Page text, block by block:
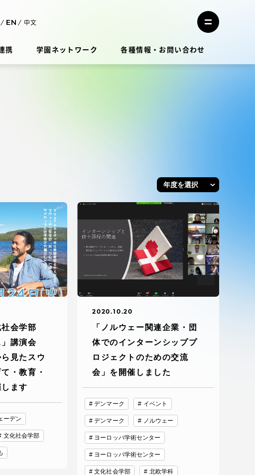
携 学園ネットワーク 各種情報・お問い合わせ
中文
メ
ニ
会学部
」講演会
ら見たスウ
・教育・
ます
ーデン
文化社会学部
2020.10.20
「ノルウェー関連企業・団
体でのインターンシッププ
ロジェクトのための交流
会」を開催しました
デンマーク イベント
デンマーク ノルウェー
ヨーロッパ学術センター
ヨーロッパ学術センター
文化社会学部 北欧学科
ュ
ー
トライブラ
内（資料
スポーツインフォ
ToCoチャレ